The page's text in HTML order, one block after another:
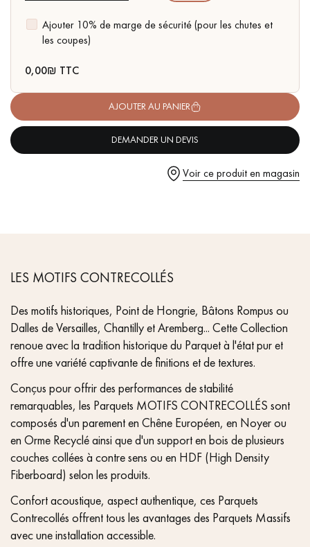
Un expert Décoplus Parquets vous appelle
Demandez un rendez-vous personnalisé
Ajouter 10% de marge de sécurité (pour les chutes et
les coupes)
0,00₪ TTC
AJOUTER AU PANIER
DEMANDER UN DEVIS
Voir ce produit en magasin
LES MOTIFS CONTRECOLLÉS
Des motifs historiques, Point de Hongrie, Bâtons Rompus ou
Dalles de Versailles, Chantilly et Aremberg... Cette Collection
renoue avec la tradition historique du Parquet à l'état pur et
offre une variété captivante de finitions et de textures.
Conçus pour offrir des performances de stabilité
remarquables, les Parquets MOTIFS CONTRECOLLÉS sont
composés d'un parement en Chêne Européen, en Noyer ou
en Orme Recyclé ainsi que d'un support en bois de plusieurs
couches collées à contre sens ou en HDF (High Density
Fiberboard) selon les produits.
Confort acoustique, aspect authentique, ces Parquets
Contrecollés offrent tous les avantages des Parquets Massifs
avec une installation accessible.